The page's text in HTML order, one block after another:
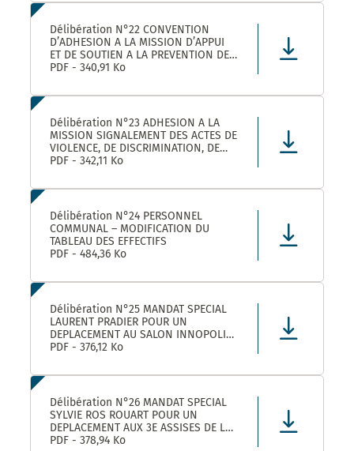
Délibération N°22 CONVENTION
D’ADHESION A LA MISSION D’APPUI
ET DE SOUTIEN A LA PREVENTION DES
RISQUES PROFESSIONNELS
PDF - 340,91 Ko
Délibération N°23 ADHESION A LA
MISSION SIGNALEMENT DES ACTES DE
VIOLENCE, DE DISCRIMINATION, DE
HARCELEMENT ET D’AGISSEMENTS
PDF - 342,11 Ko
Délibération N°24 PERSONNEL
COMMUNAL – MODIFICATION DU
TABLEAU DES EFFECTIFS
PDF - 484,36 Ko
Délibération N°25 MANDAT SPECIAL
LAURENT PRADIER POUR UN
DEPLACEMENT AU SALON INNOPOLIS
A PARIS
PDF - 376,12 Ko
Délibération N°26 MANDAT SPECIAL
SYLVIE ROS ROUART POUR UN
DEPLACEMENT AUX 3E ASSISES DE LA
VOIE D’ARLES A ARLES
PDF - 378,94 Ko